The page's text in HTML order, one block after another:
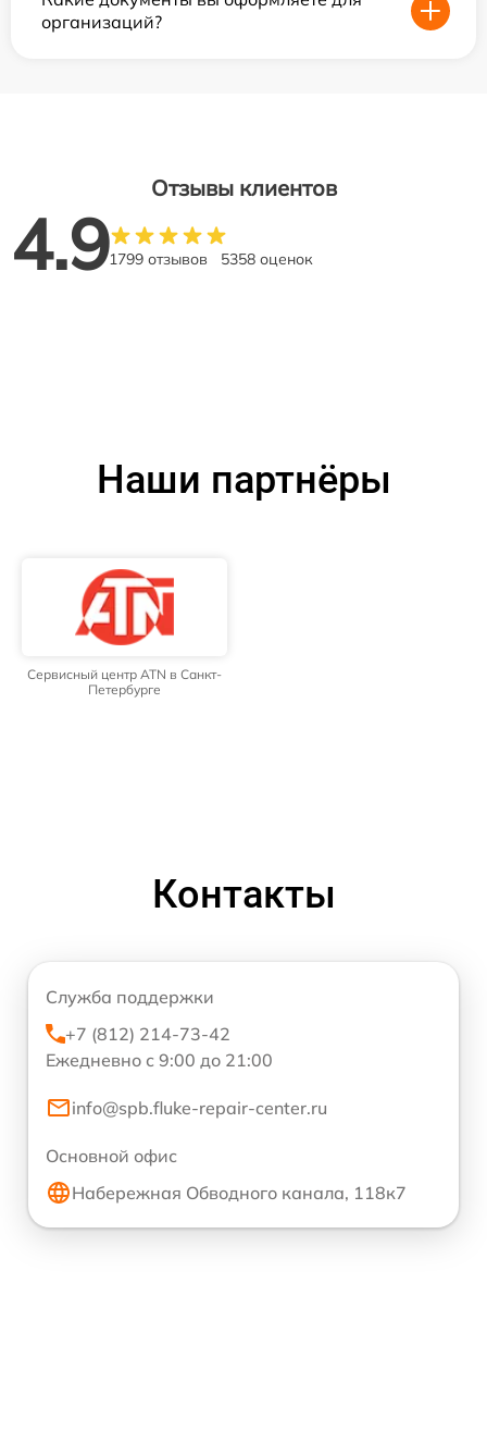
организаций?
Отзывы клиентов
4.91799 отзывов 5358 оценок
Наши партнёры
Сервисный центр ATN в Санкт-
Петербурге
Контакты
Служба поддержки
+7 (812) 214-73-42
Ежедневно с 9:00 до 21:00
info@spb.fluke-repair-center.ru
Основной офис
Набережная Обводного канала, 118к7